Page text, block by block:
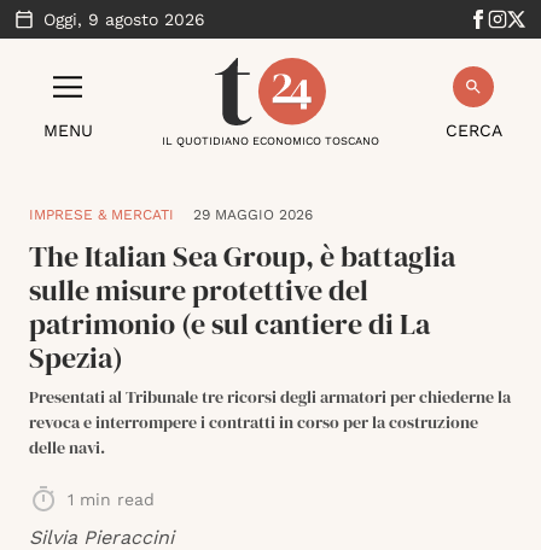
Oggi, 9 agosto 2026
MENU CERCA
IL QUOTIDIANO ECONOMICO TOSCANO
IMPRESE & MERCATI 29 MAGGIO 2026
The Italian Sea Group, è battaglia
sulle misure protettive del
patrimonio (e sul cantiere di La
Spezia)
Presentati al Tribunale tre ricorsi degli armatori per chiederne la
revoca e interrompere i contratti in corso per la costruzione
delle navi.
1 min read
Silvia Pieraccini